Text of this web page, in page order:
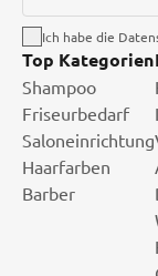
Ich habe die
Top Kategorien
Shampoo
Friseurbedarf
Saloneinrichtung
Haarfarben
Barber